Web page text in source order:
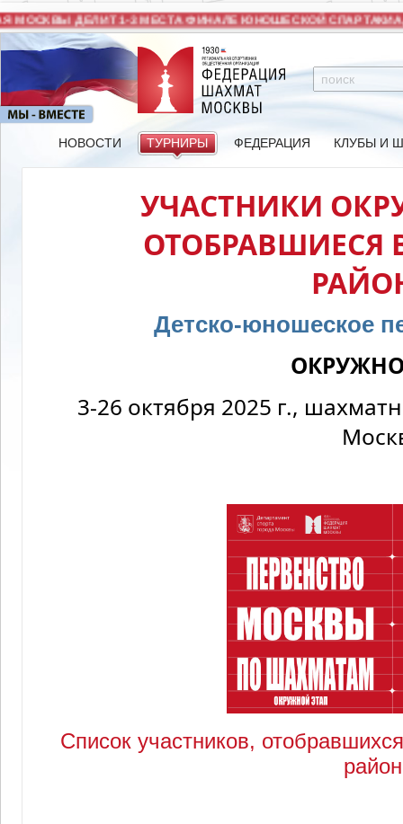
МОСКВЫ ДЕЛИТ 1-3 МЕСТА ФИНАЛЕ ЮНОШЕСКОЙ
НОВОСТИ ТУРНИРЫ ФЕДЕРАЦИЯ КЛУБЫ И
УЧАСТНИКИ
ОТОБРАВШИЕСЯ
Детско-юношеское
3-26 октября 2025 г.,
Список участников,